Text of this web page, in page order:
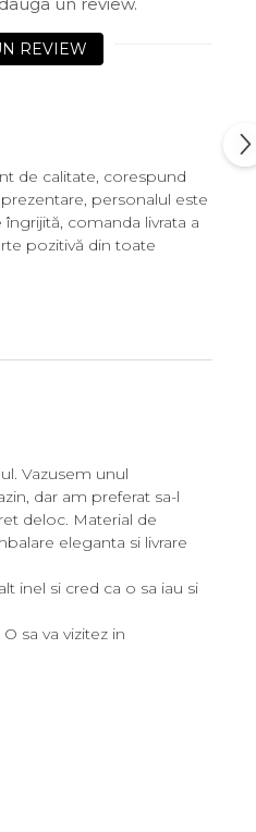
REVIEW
de calitate, corespund
personalul este
comanda livrata a
pozitivă din toate
Vazusem unul
dar am preferat sa-l
deloc. Material de
eleganta si livrare
inel si cred ca o sa iau si
sa va vizitez in